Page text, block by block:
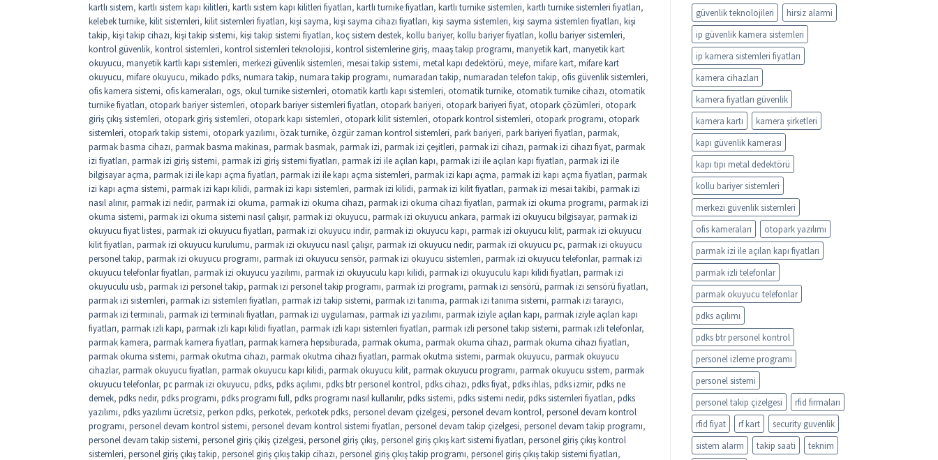
kartlı sistem, kartlı sistem kapı kilitleri, kartlı sistem kapı kilitleri fiyatları, kartlı turnike fiyatları, kartlı turnike sistemleri, kartlı turnike sistemleri fiyatları,
kelebek turnike, kilit sistemleri, kilit sistemleri fiyatları, kişi sayma, kişi sayma cihazı fiyatları, kişi sayma sistemleri, kişi sayma sistemleri fiyatları, kişi
takip, kişi takip cihazı, kişi takip sistemi, kişi takip sistemi fiyatları, koç sistem destek, kollu bariyer, kollu bariyer fiyatları, kollu bariyer sistemleri,
kontrol güvenlik, kontrol sistemleri, kontrol sistemleri teknolojisi, kontrol sistemlerine giriş, maaş takip programı, manyetik kart, manyetik kart
okuyucu, manyetik kartlı kapı sistemleri, merkezi güvenlik sistemleri, mesai takip sistemi, metal kapı dedektörü, meye, mifare kart, mifare kart
okuyucu, mifare okuyucu, mikado pdks, numara takip, numara takip programı, numaradan takip, numaradan telefon takip, ofis güvenlik sistemleri,
ofis kamera sistemi, ofis kameraları, ogs, okul turnike sistemleri, otomatik kartlı kapı sistemleri, otomatik turnike, otomatik turnike cihazı, otomatik
turnike fiyatları, otopark bariyer sistemleri, otopark bariyer sistemleri fiyatları, otopark bariyeri, otopark bariyeri fiyat, otopark çözümleri, otopark
giriş çıkış sistemleri, otopark giriş sistemleri, otopark kapı sistemleri, otopark kilit sistemleri, otopark kontrol sistemleri, otopark programı, otopark
sistemleri, otopark takip sistemi, otopark yazılımı, özak turnike, özgür zaman kontrol sistemleri, park bariyeri, park bariyeri fiyatları, parmak,
parmak basma cihazı, parmak basma makinası, parmak basmak, parmak izi, parmak izi çeşitleri, parmak izi cihazı, parmak izi cihazı fiyat, parmak
izi fiyatları, parmak izi giriş sistemi, parmak izi giriş sistemi fiyatları, parmak izi ile açılan kapı, parmak izi ile açılan kapı fiyatları, parmak izi ile
bilgisayar açma, parmak izi ile kapı açma fiyatları, parmak izi ile kapı açma sistemleri, parmak izi kapı açma, parmak izi kapı açma fiyatları, parmak
izi kapı açma sistemi, parmak izi kapı kilidi, parmak izi kapı sistemleri, parmak izi kilidi, parmak izi kilit fiyatları, parmak izi mesai takibi, parmak izi
nasıl alınır, parmak izi nedir, parmak izi okuma, parmak izi okuma cihazı, parmak izi okuma cihazı fiyatları, parmak izi okuma programı, parmak izi
okuma sistemi, parmak izi okuma sistemi nasıl çalışır, parmak izi okuyucu, parmak izi okuyucu ankara, parmak izi okuyucu bilgisayar, parmak izi
okuyucu fiyat listesi, parmak izi okuyucu fiyatları, parmak izi okuyucu indir, parmak izi okuyucu kapı, parmak izi okuyucu kilit, parmak izi okuyucu
kilit fiyatları, parmak izi okuyucu kurulumu, parmak izi okuyucu nasıl çalışır, parmak izi okuyucu nedir, parmak izi okuyucu pc, parmak izi okuyucu
personel takip, parmak izi okuyucu programı, parmak izi okuyucu sensör, parmak izi okuyucu sistemleri, parmak izi okuyucu telefonlar, parmak izi
okuyucu telefonlar fiyatları, parmak izi okuyucu yazılımı, parmak izi okuyuculu kapı kilidi, parmak izi okuyuculu kapı kilidi fiyatları, parmak izi
okuyuculu usb, parmak izi personel takip, parmak izi personel takip programı, parmak izi programı, parmak izi sensörü, parmak izi sensörü fiyatları,
parmak izi sistemleri, parmak izi sistemleri fiyatları, parmak izi takip sistemi, parmak izi tanıma, parmak izi tanıma sistemi, parmak izi tarayıcı,
parmak izi terminali, parmak izi terminali fiyatları, parmak izi uygulaması, parmak izi yazılımı, parmak iziyle açılan kapı, parmak iziyle açılan kapı
fiyatları, parmak izli kapı, parmak izli kapı kilidi fiyatları, parmak izli kapı sistemleri fiyatları, parmak izli personel takip sistemi, parmak izli telefonlar,
parmak kamera, parmak kamera fiyatları, parmak kamera hepsiburada, parmak okuma, parmak okuma cihazı, parmak okuma cihazı fiyatları,
parmak okuma sistemi, parmak okutma cihazı, parmak okutma cihazı fiyatları, parmak okutma sistemi, parmak okuyucu, parmak okuyucu
cihazlar, parmak okuyucu fiyatları, parmak okuyucu kapı kilidi, parmak okuyucu kilit, parmak okuyucu programı, parmak okuyucu sistem, parmak
okuyucu telefonlar, pc parmak izi okuyucu, pdks, pdks açılımı, pdks btr personel kontrol, pdks cihazı, pdks fiyat, pdks ihlas, pdks izmir, pdks ne
demek, pdks nedir, pdks programı, pdks programı full, pdks programı nasıl kullanılır, pdks sistemi, pdks sistemi nedir, pdks sistemleri fiyatları, pdks
yazılımı, pdks yazılımı ücretsiz, perkon pdks, perkotek, perkotek pdks, personel devam çizelgesi, personel devam kontrol, personel devam kontrol
programı, personel devam kontrol sistemi, personel devam kontrol sistemi fiyatları, personel devam takip çizelgesi, personel devam takip programı,
personel devam takip sistemi, personel giriş çikiş çizelgesi, personel giriş çıkış, personel giriş çıkış kart sistemi fiyatları, personel giriş çıkış kontrol
sistemleri, personel giriş çıkış takip, personel giriş çıkış takip cihazı, personel giriş çıkış takip programı, personel giriş çıkış takip sistemi fiyatları,
güvenlik teknolojileri
hirsiz alarmi
ip güvenlik kamera sistemleri
ip kamera sistemleri fiyatları
kamera cihazları
kamera fiyatları güvenlik
kamera kartı
kamera şirketleri
kapı güvenlik kamerası
kapı tipi metal dedektörü
kollu bariyer sistemleri
merkezi güvenlik sistemleri
ofis kameraları
otopark yazılımı
parmak izi ile açılan kapı fiyatları
parmak izli telefonlar
parmak okuyucu telefonlar
pdks açılımı
pdks btr personel kontrol
personel izleme programı
personel sistemi
personel takip çizelgesi
rfid firmaları
rfid fiyat
rf kart
security guvenlik
sistem alarm
takip saati
teknim